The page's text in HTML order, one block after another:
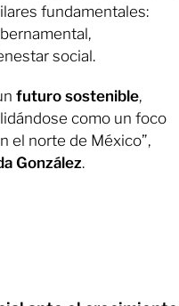
fundamentales:
social.
futuro sostenible,
como un foco
el norte de México”,
González.